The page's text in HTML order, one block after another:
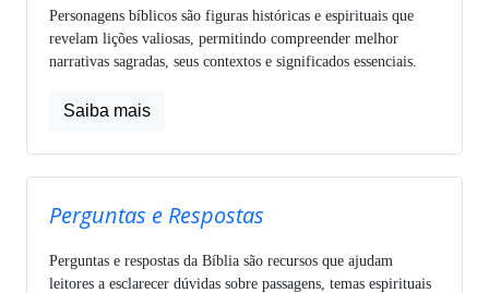
Personagens bíblicos são figuras históricas e espirituais que
revelam lições valiosas, permitindo compreender melhor
narrativas sagradas, seus contextos e significados essenciais.
Saiba mais
Perguntas e Respostas
Perguntas e respostas da Bíblia são recursos que ajudam
leitores a esclarecer dúvidas sobre passagens, temas espirituais